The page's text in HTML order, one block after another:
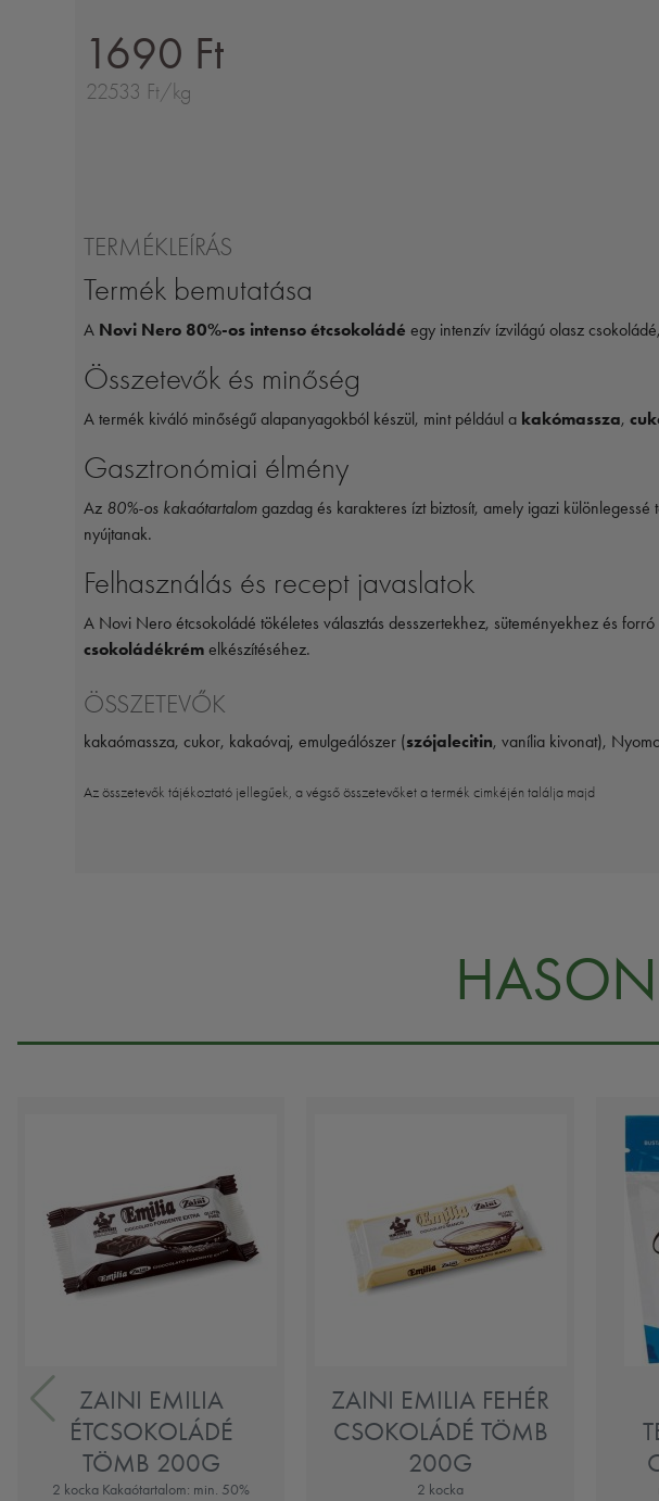
1690 Ft
22533 Ft/kg
TERMÉKLEÍRÁS
Termék bemutatása
A Novi Nero 80%-os intenso étcsokoládé egy intenzív ízvilágú olasz
Összetevők és minőség
A termék kiváló minőségű alapanyagokból készül, mint például a kakómassza,
Gasztronómiai élmény
Az 80%-os kakaótartalom gazdag és karakteres ízt biztosít, amely igazi
nyújtanak.
Felhasználás és recept javaslatok
A Novi Nero étcsokoládé tökéletes választás desszertekhez, süteményekhez és
csokoládékrém elkészítéséhez.
ÖSSZETEVŐK
kakaómassza, cukor, kakaóvaj, emulgeálószer (szójalecitin, vanília kivonat),
Az összetevők tájékoztató jellegűek, a végső összetevőket a termék cimkéjén találja majd
ZAINI EMILIA
ÉTCSOKOLÁDÉ
TÖMB 200G
2 kocka Kakaótartalom: min. 50%
ZAINI EMILIA FEHÉR
CSOKOLÁDÉ TÖMB
200G
2 kocka